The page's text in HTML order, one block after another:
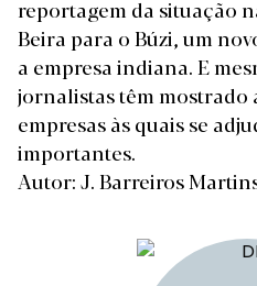
reportagem da situação
Beira para o Búzi, um
a empresa indiana. E
jornalistas têm mostrado
empresas às quais se
importantes.
Autor: J. Barreiros